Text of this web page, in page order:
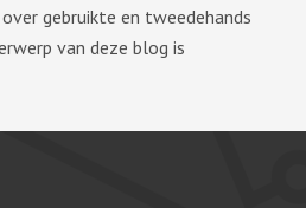
gebruikte en tweedehands
van deze blog is